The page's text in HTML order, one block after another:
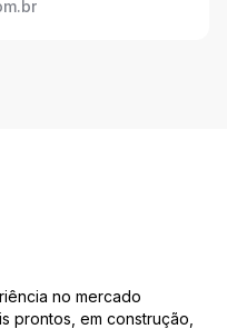
no mercado
prontos, em construção,